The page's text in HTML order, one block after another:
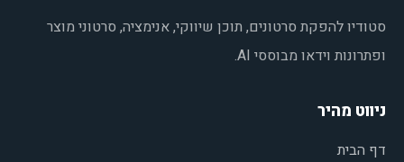
סטודיו להפקת סרטונים, תוכן שיווקי, אנימציה, סרטוני מוצר
ופתרונות וידאו מבוססי AI.
ניווט מהיר
דף הבית